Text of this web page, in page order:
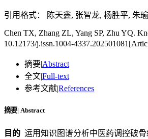
引用格式： 陈天鑫, 张智龙, 杨胜平, 朱
Chen TX, Zhang ZL, Yang SP, Zhu YQ.
10.12173/j.issn.1004-
摘要|Abstract
全文|Full-text
参考文献|References
摘要| Abstract
目的 运用知识图谱分析中医药调控破